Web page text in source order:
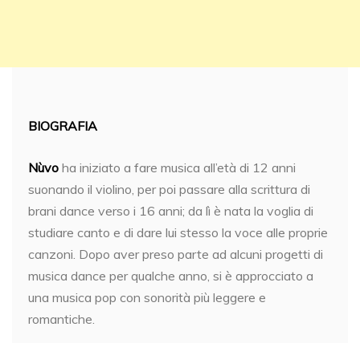
BIOGRAFIA
Nùvo ha iniziato a fare musica all’età di 12 anni
suonando il violino, per poi passare alla scrittura di
brani dance verso i 16 anni; da lì è nata la voglia di
studiare canto e di dare lui stesso la voce alle proprie
canzoni. Dopo aver preso parte ad alcuni progetti di
musica dance per qualche anno, si è approcciato a
una musica pop con sonorità più leggere e
romantiche.